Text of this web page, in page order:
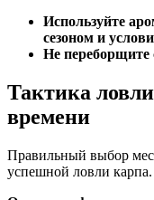
Используйте
сезоном и
Не переборщите
Тактика
времени
Правильный выбор
успешной ловли карпа.